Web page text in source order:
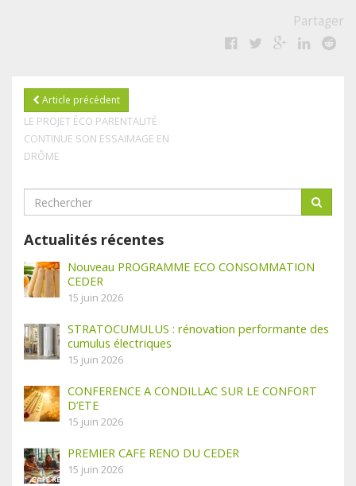
Partager
Article précédent
LE PROJET ÉCO PARENTALITÉ
CONTINUE SON ESSAIMAGE EN
DRÔME
Actualités récentes
Nouveau PROGRAMME ECO CONSOMMATION
CEDER
15 juin 2026
STRATOCUMULUS : rénovation performante des
cumulus électriques
15 juin 2026
CONFERENCE A CONDILLAC SUR LE CONFORT
D’ETE
15 juin 2026
PREMIER CAFE RENO DU CEDER
15 juin 2026